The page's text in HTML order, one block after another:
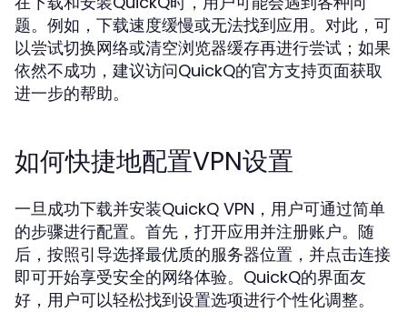
题。例如，下载速度缓慢或无法找到应用。对此，可
以尝试切换网络或清空浏览器缓存再进行尝试；如果
依然不成功，建议访问QuickQ的官方支持页面获取
进一步的帮助。
如何快捷地配置VPN设置
一旦成功下载并安装QuickQ VPN，用户可通过简单
的步骤进行配置。首先，打开应用并注册账户。随
后，按照引导选择最优质的服务器位置，并点击连接
即可开始享受安全的网络体验。QuickQ的界面友
好，用户可以轻松找到设置选项进行个性化调整。